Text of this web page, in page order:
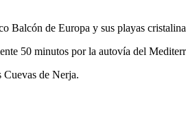
Balcón de Europa y sus playas
50 minutos por la autovía del
Cuevas de Nerja.